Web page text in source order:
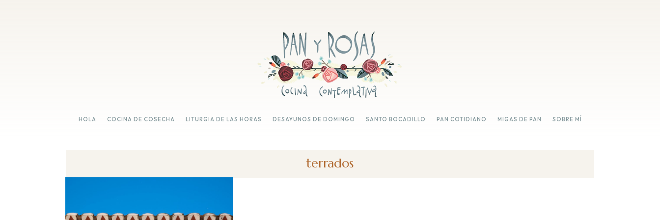
HOLA COCINA DE COSECHA LITURGIA DE LAS HORAS DESAYUNOS DE DOMINGO SANTO BOCADILLO PAN COTIDIANO MIGAS DE PAN SOBRE MÍ
terrados